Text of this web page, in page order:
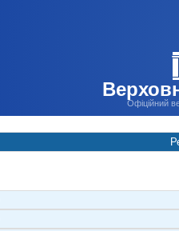
Офіційний